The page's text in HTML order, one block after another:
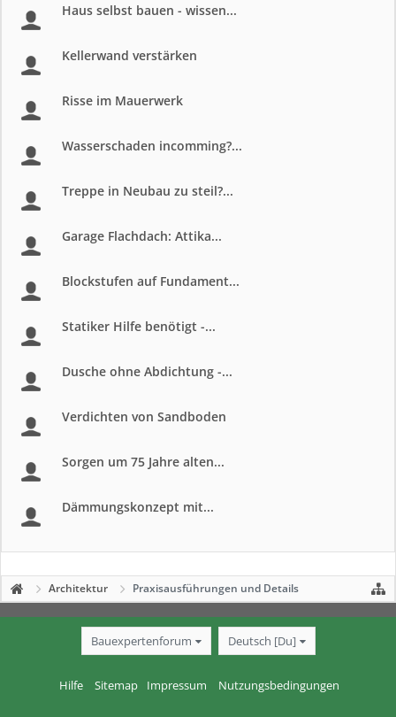
Haus selbst bauen - wissen...
Kellerwand verstärken
Risse im Mauerwerk
Wasserschaden incomming?...
Treppe in Neubau zu steil?...
Garage Flachdach: Attika...
Blockstufen auf Fundament...
Statiker Hilfe benötigt -...
Dusche ohne Abdichtung -...
Verdichten von Sandboden
Sorgen um 75 Jahre alten...
Dämmungskonzept mit...
Architektur Praxisausführungen und Details
Bauexpertenforum Deutsch [Du]
Hilfe Sitemap Impressum Nutzungsbedingungen